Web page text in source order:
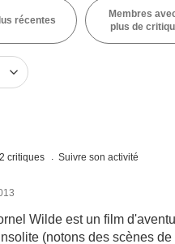
récentes
Membres
plus de
critiques Suivre son activité
Wilde est un film
(notons des scènes